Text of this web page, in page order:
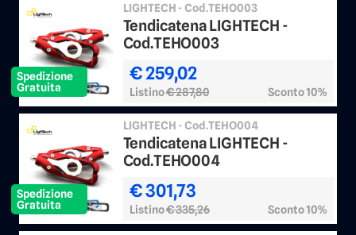
Spedizione
Gratuita
LIGHTECH - Cod.TEHO003
Tendicatena LIGHTECH -
Cod.TEHO003
€ 259,02
Listino€ 287,80 Sconto 10%
Spedizione
Gratuita
LIGHTECH - Cod.TEHO004
Tendicatena LIGHTECH -
Cod.TEHO004
€ 301,73
Listino€ 335,26 Sconto 10%